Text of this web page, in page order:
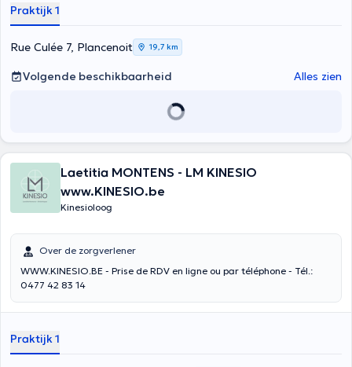
Praktijk 1
Rue Culée 7, Plancenoit 19,7 km
Volgende beschikbaarheid Alles zien
Laetitia MONTENS - LM KINESIO
www.KINESIO.be
Kinesioloog
Over de zorgverlener
WWW.KINESIO.BE - Prise de RDV en ligne ou par téléphone - Tél.:
0477 42 83 14
Praktijk 1